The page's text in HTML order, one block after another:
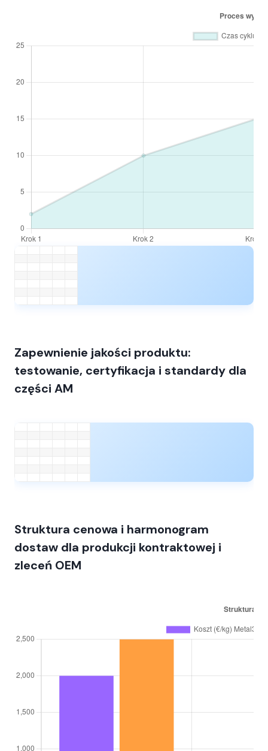
Zapewnienie jakości produktu:
testowanie, certyfikacja i standardy dla
części AM
Struktura cenowa i harmonogram
dostaw dla produkcji kontraktowej i
zleceń OEM